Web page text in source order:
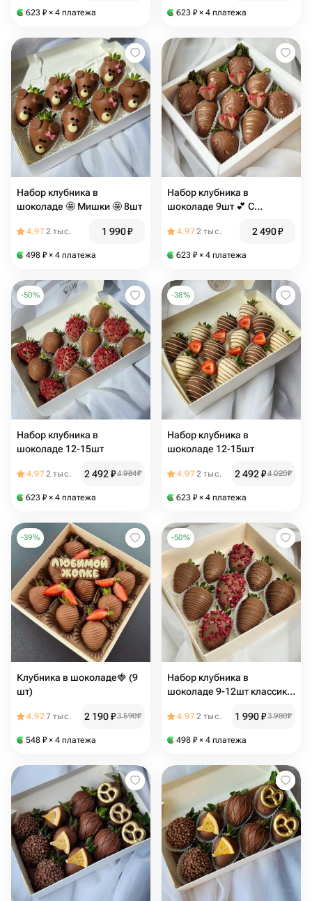
623 ₽ × 4 платежа 623 ₽ × 4 платежа
Набор клубника в
шоколаде 🤩 Мишки 🤩 8шт
4.972 тыс. 1 990₽
498 ₽ × 4 платежа
Набор клубника в
шоколаде 9шт 💕 С
💕4.972 тыс. 2 490₽
623 ₽ × 4 платежа
-50%
Набор клубника в
шоколаде 12-15шт
4.972 тыс. 2 492₽4 984₽
623 ₽ × 4 платежа
-38%
Набор клубника в
шоколаде 12-15шт
4.972 тыс. 2 492₽4 020₽
623 ₽ × 4 платежа
-39%
Клубника в шоколаде🍓 (9
шт)
4.927 тыс. 2 190₽3 590₽
548 ₽ × 4 платежа
-50%
Набор клубника в
шоколаде 9-12шт классика
4.972 тыс. 1 990₽3 980₽
498 ₽ × 4 платежа